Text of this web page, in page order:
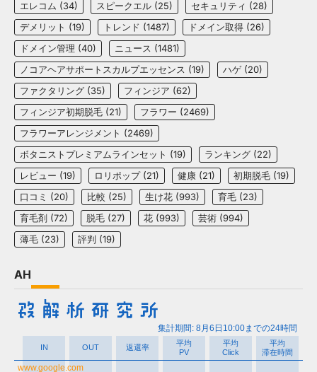
エレコム (34) スピークエル (25) セキュリティ (28)
デメリット (19) トレンド (1487) ドメイン取得 (26)
ドメイン管理 (40) ニュース (1481)
ノコアヘアサポートスカルプエッセンス (19) ハゲ (20)
ファクタリング (35) フィンジア (62)
フィンジア初期脱毛 (21) フラワー (2469)
フラワーアレンジメント (2469)
ボタニストプレミアムラインセット (19) ランキング (22)
レビュー (19) ロリポップ(21) 健康 (21) 初期脱毛 (19)
口コミ (20) 比較 (25) 生け花 (993) 育毛 (23)
育毛剤 (72) 脱毛 (27) 花 (993) 芸術 (994)
薄毛 (23) 評判 (19)
AH